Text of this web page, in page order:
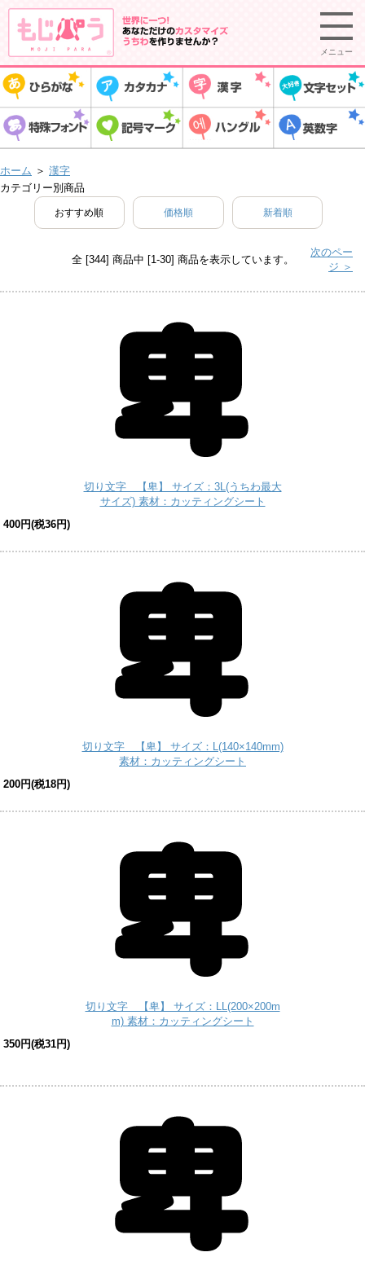
メニュー
ホーム ＞ 漢字
カテゴリー別商品
おすすめ順 価格順 新着順
全 [344] 商品中 [1-30] 商品を表示しています。
次のペー
ジ ＞
切り文字 【卑】 サイズ：3L(うちわ最大
サイズ) 素材：カッティングシート
400円(税36円)
切り文字 【卑】 サイズ：L(140×140mm)
素材：カッティングシート
200円(税18円)
切り文字 【卑】 サイズ：LL(200×200m
m) 素材：カッティングシート
350円(税31円)